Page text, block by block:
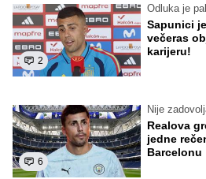
2
Odluka je
Sapunici
večeras
karijeru!
6
Nije
Realova
jedne
Barcelonu